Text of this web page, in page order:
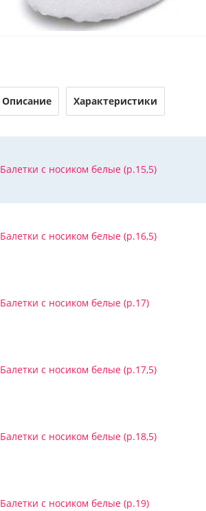
Описание Характеристики
Балетки с носиком белые (р.15,5)
Балетки с носиком белые (р.16,5)
Балетки с носиком белые (р.17)
Балетки с носиком белые (р.17,5)
Балетки с носиком белые (р.18,5)
Балетки с носиком белые (р.19)